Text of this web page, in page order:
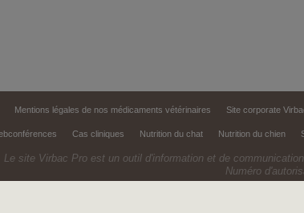
Mentions légales de nos médicaments vétérinaires Site corporate
Cas cliniques Nutrition du chat Nutrition du chien
Le site Virbac Pro est un outil d'information et de
Numéro